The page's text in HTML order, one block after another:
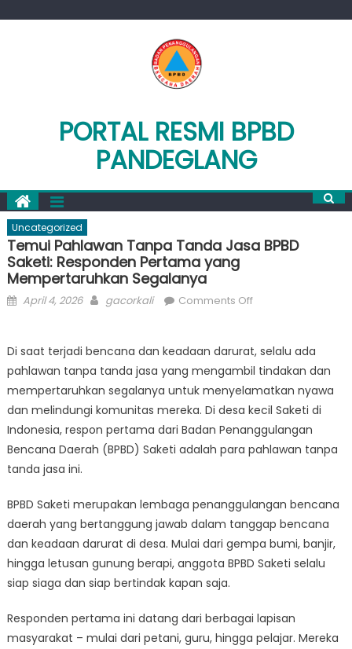
PORTAL RESMI BPBD
PANDEGLANG
Uncategorized
Temui Pahlawan Tanpa Tanda Jasa BPBD
Saketi: Responden Pertama yang
Mempertaruhkan Segalanya
Posted
April 4, 2026 Author
gacorkali Comments Offon
Tanpa
Tanda
Jasa
BPBD
Saketi:
Responden
Mempertaruhkan
Segalanya
Di saat terjadi bencana dan keadaan darurat, selalu ada
pahlawan tanpa tanda jasa yang mengambil tindakan dan
mempertaruhkan segalanya untuk menyelamatkan nyawa
dan melindungi komunitas mereka. Di desa kecil Saketi di
Indonesia, respon pertama dari Badan Penanggulangan
Bencana Daerah (BPBD) Saketi adalah para pahlawan tanpa
tanda jasa ini.
BPBD Saketi merupakan lembaga penanggulangan bencana
daerah yang bertanggung jawab dalam tanggap bencana
dan keadaan darurat di desa. Mulai dari gempa bumi, banjir,
hingga letusan gunung berapi, anggota BPBD Saketi selalu
siap siaga dan siap bertindak kapan saja.
Responden pertama ini datang dari berbagai lapisan
masyarakat – mulai dari petani, guru, hingga pelajar. Mereka